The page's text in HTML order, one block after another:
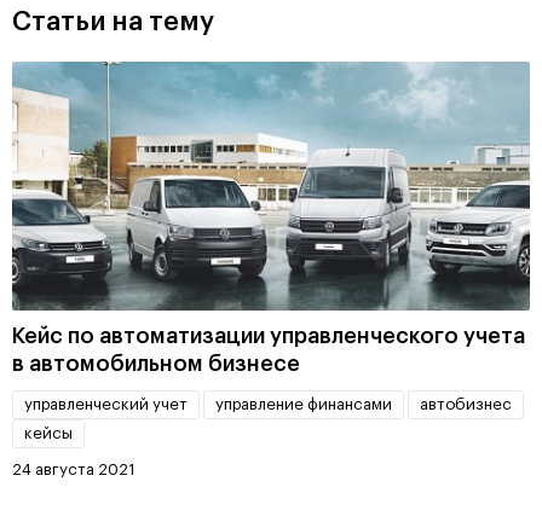
Статьи на тему
Кейс по автоматизации управленческого учета
в автомобильном бизнесе
управленческий учет управление финансами
автобизнес
кейсы
24 августа 2021